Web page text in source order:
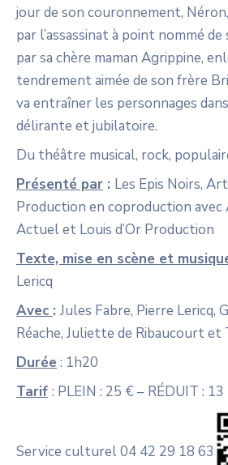
jour de son couronnement,
par l’assassinat à point nommé
par sa chère maman Agrippine,
tendrement aimée de son frère
va entraîner les personnages
délirante et jubilatoire.
Du théâtre musical, rock,
Présenté par : Les Epis Noirs,
Production en coproduction
Actuel et Louis d’Or Production
Texte, mise en scène et
Lericq
Avec : Jules Fabre, Pierre Lericq,
Réache, Juliette de Ribaucourt et
Durée : 1h20
Tarif : PLEIN : 25 € – RÉDUIT :
Service culturel 04 42 29 18 63